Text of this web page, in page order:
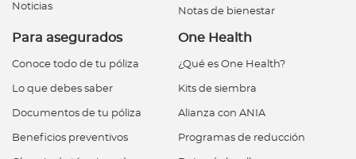
Noticias Notas de bienestar
Para asegurados
Conoce todo de tu póliza
Lo que debes saber
Documentos de tu póliza
Beneficios preventivos
One Health
¿Qué es One Health?
Kits de siembra
Alianza con ANIA
Programas de reducción